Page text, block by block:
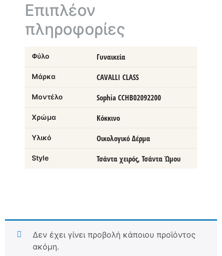
Επιπλέον
πληροφορίες
Φύλο Γυναικεία
Μάρκα CAVALLI CLASS
Μοντέλο Sophia CCHB02092200
Χρώμα Κόκκινο
Υλικό Οικολογικό Δέρμα
Style Τσάντα χειρός, Τσάντα Ώμου
Δεν έχει γίνει προβολή κάποιου προϊόντος
ακόμη.